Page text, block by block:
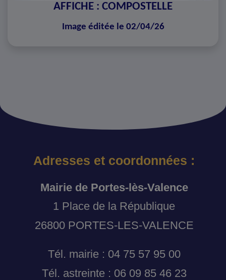
AFFICHE : COMPOSTELLE
Image éditée le 02/04/26
Adresses et coordonnées :
Mairie de Portes-lès-Valence
1 Place de la République
26800 PORTES-LES-VALENCE
Tél. mairie : 04 75 57 95 00
Tél. astreinte : 06 09 85 46 23